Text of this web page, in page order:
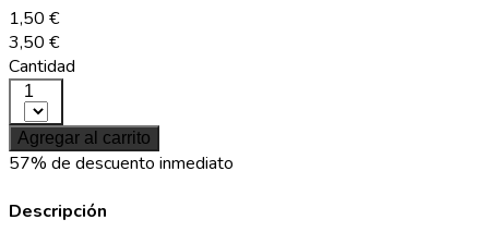
1,50 €
3,50 €
Cantidad
1
Agregar al carrito
57% de descuento inmediato
Descripción